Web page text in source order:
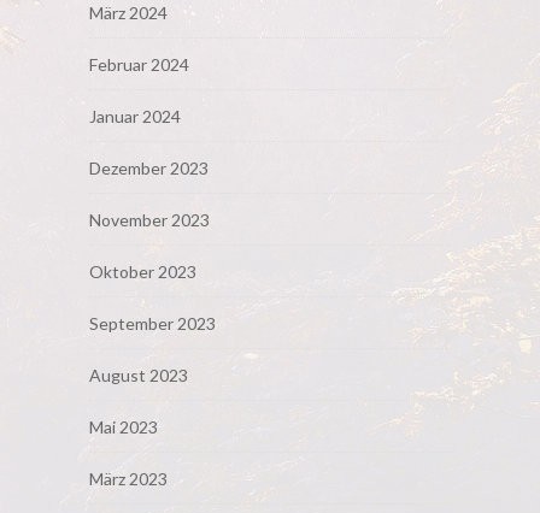
März 2024
Februar 2024
Januar 2024
Dezember 2023
November 2023
Oktober 2023
September 2023
August 2023
Mai 2023
März 2023